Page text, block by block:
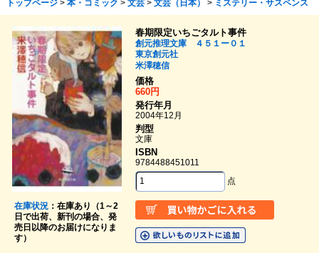
トップページ> 本・コミック > 文芸> 文芸（日本） > ミステリー・サスペンス
在庫状況：在庫あり（1～2
日で出荷、新刊の場合、発
売日以降のお届けになりま
す）
春期限定いちごタルト事件
創元推理文庫 ４５１ー０１
東京創元社
米澤穂信
価格
660円
発行年月
2004年12月
判型
文庫
ISBN
9784488451011
点